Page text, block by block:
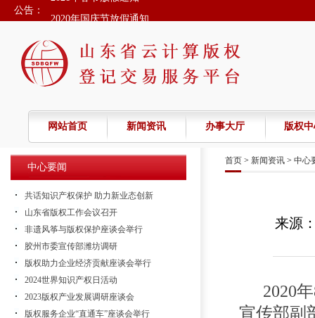
公告：
春节假期延期的通知
2022年春节放假的通知
网站首页 新闻资讯 办事大厅 版权
中心要闻
共话知识产权保护 助力新业态创新
山东省版权工作会议召开
非遗风筝与版权保护座谈会举行
胶州市委宣传部潍坊调研
版权助力企业经济贡献座谈会举行
2024世界知识产权日活动
2023版权产业发展调研座谈会
版权服务企业“直通车”座谈会举行
首页 > 新闻资讯 > 中心
来源
2020
宣传部副